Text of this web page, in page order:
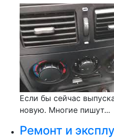
Если бы сейчас
новую. Многие пишут...
Ремонт и